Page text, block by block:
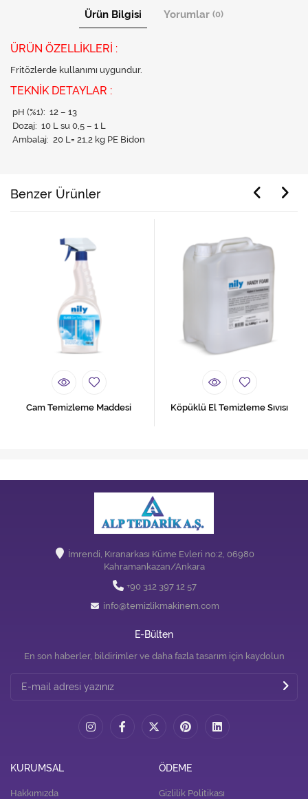
Ürün Bilgisi Yorumlar (0)
ÜRÜN ÖZELLİKLERİ :
Fritözlerde kullanımı uygundur.
TEKNİK DETAYLAR :
pH (%1): 12 – 13
Dozaj: 10 L su 0,5 – 1 L
Ambalaj: 20 L= 21,2 kg PE Bidon
Benzer Ürünler
Cam Temizleme Maddesi Köpüklü El Temizleme Sıvısı
İmrendi, Kıranarkası Küme Evleri no:2, 06980
Kahramankazan/Ankara
+90 312 397 12 57
info@temizlikmakinem.com
E-Bülten
En son haberler, bildirimler ve daha fazla tasarım için kaydolun
KURUMSAL
Hakkımızda
ÖDEME
Gizlilik Politikası